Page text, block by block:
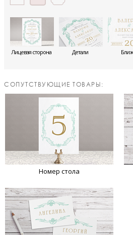
Лицевая сторона Детали
CОПУТСТВУЮЩИЕ ТОВАРЫ:
Номер стола